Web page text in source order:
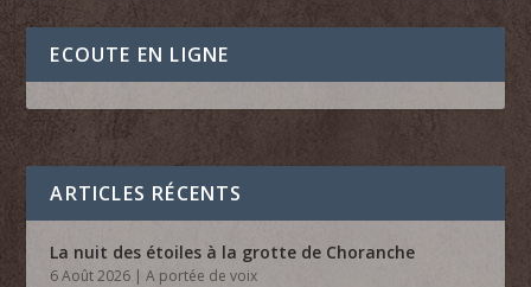
ECOUTE EN LIGNE
ARTICLES RÉCENTS
La nuit des étoiles à la grotte de Choranche
6 Août 2026 |A portée de voix